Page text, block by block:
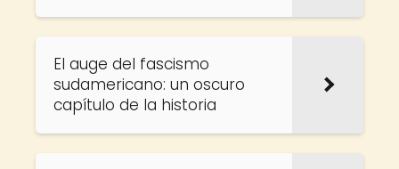
El auge del fascismo
sudamericano: un oscuro
capítulo de la historia